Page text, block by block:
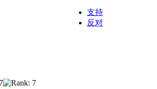
支持
反对